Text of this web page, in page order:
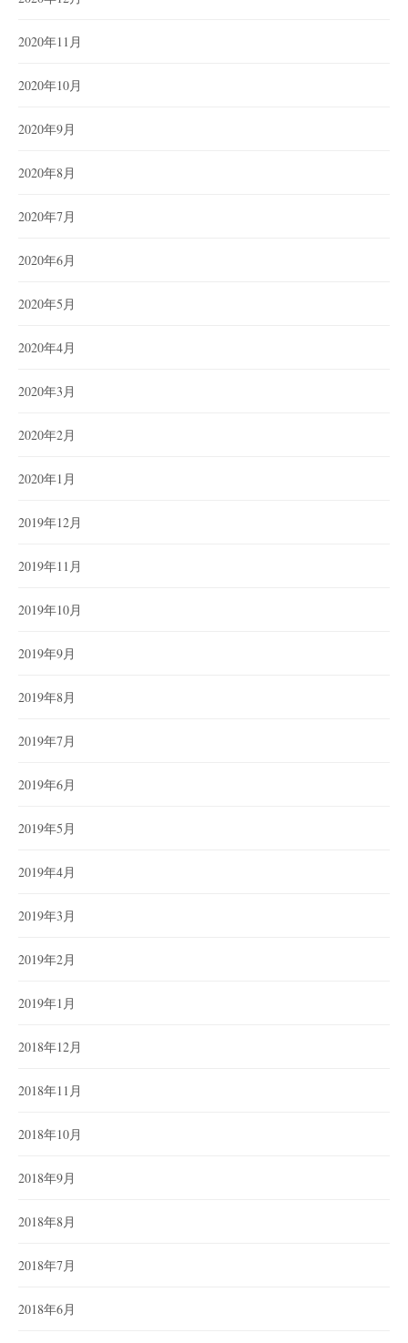
2020年11月
2020年10月
2020年9月
2020年8月
2020年7月
2020年6月
2020年5月
2020年4月
2020年3月
2020年2月
2020年1月
2019年12月
2019年11月
2019年10月
2019年9月
2019年8月
2019年7月
2019年6月
2019年5月
2019年4月
2019年3月
2019年2月
2019年1月
2018年12月
2018年11月
2018年10月
2018年9月
2018年8月
2018年7月
2018年6月